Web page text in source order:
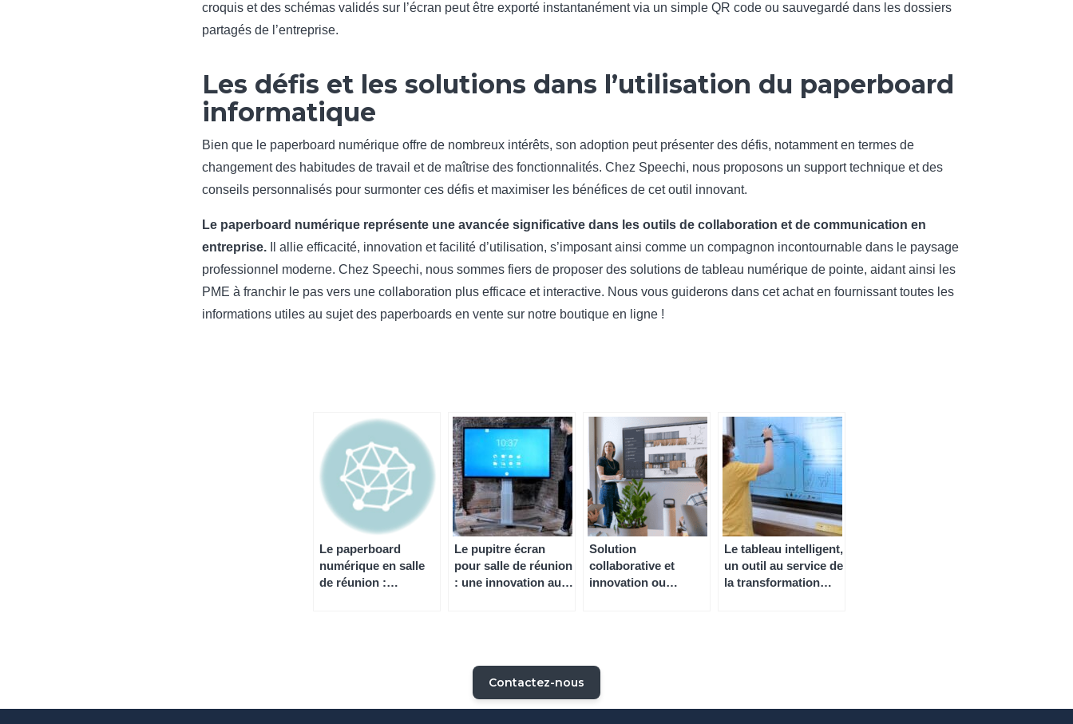
croquis et des schémas validés sur l’écran peut être exporté instantanément via un simple QR code ou sauvegardé dans les dossiers
partagés de l’entreprise.
Les défis et les solutions dans l’utilisation du paperboard
informatique
Bien que le paperboard numérique offre de nombreux intérêts, son adoption peut présenter des défis, notamment en termes de
changement des habitudes de travail et de maîtrise des fonctionnalités. Chez Speechi, nous proposons un support technique et des
conseils personnalisés pour surmonter ces défis et maximiser les bénéfices de cet outil innovant.
Le paperboard numérique représente une avancée significative dans les outils de collaboration et de communication en
entreprise. Il allie efficacité, innovation et facilité d’utilisation, s’imposant ainsi comme un compagnon incontournable dans le paysage
professionnel moderne. Chez Speechi, nous sommes fiers de proposer des solutions de tableau numérique de pointe, aidant ainsi les
PME à franchir le pas vers une collaboration plus efficace et interactive. Nous vous guiderons dans cet achat en fournissant toutes les
informations utiles au sujet des paperboards en vente sur notre boutique en ligne !
Le paperboard
numérique en salle
de réunion :
Le pupitre écran
pour salle de réunion
: une innovation au
Solution
collaborative et
innovation ou
Le tableau intelligent,
un outil au service de
la transformation
Contactez-nous